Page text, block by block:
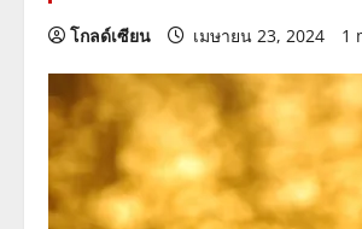
โกลด์เซียน เมษายน 23, 2024 1